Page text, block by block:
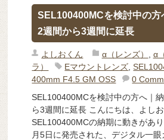
SEL100400MCを検討中の方
2週間から3週間に延長
よしおくん α（レンズ） , α
ラ）
Eマウントレンズ,
400mm F4.5 GM OSS
0
SEL100400MCを検討中の方へ｜
ら3週間に延長 こんにちは、よしお
SEL100400MCの納期に動きがあ
月5日に発売された、デジタル一